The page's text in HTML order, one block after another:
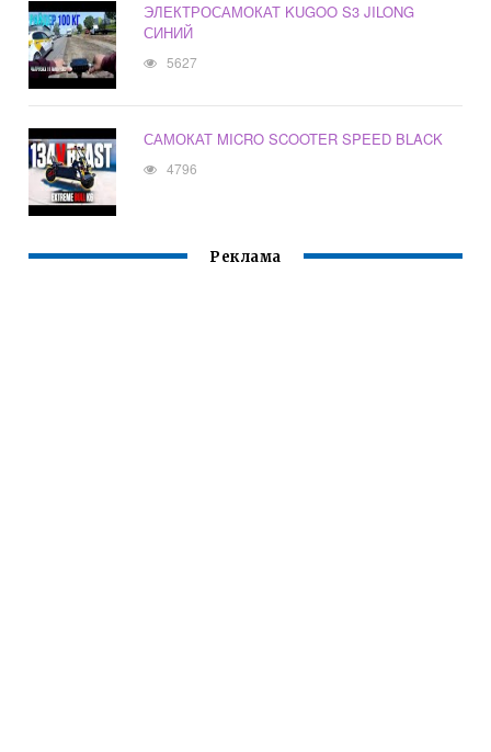
ЭЛЕКТРОСАМОКАТ KUGOO S3 JILONG
СИНИЙ
5627
САМОКАТ MICRO SCOOTER SPEED BLACK
4796
Реклама